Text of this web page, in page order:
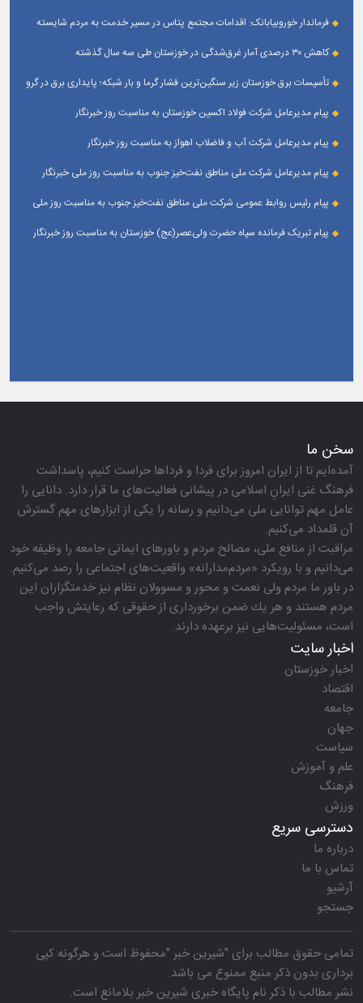
فرماندار خوروبیابانک: اقدامات مجتمع پتاس در مسیر خدمت به مردم شایسته
کاهش ۳۰ درصدی آمار غرق‌شدگی در خوزستان طی سه سال گذشته
تأسیسات برق خوزستان زیر سنگین‌ترین فشار گرما و بار شبکه؛ پایداری برق در گرو
پیام مدیرعامل شرکت فولاد اکسین خوزستان به مناسبت روز خبرنگار
پیام مدیرعامل شرکت آب و فاضلاب اهواز به مناسبت روز خبرنگار
پیام مدیرعامل شركت ملی مناطق نفت‌خیز جنوب به مناسبت روز ملی خبرنگار
پیام رئیس روابط عمومی شركت ملی مناطق نفت‌خیز جنوب به مناسبت روز ملی
پیام تبریک فرمانده سپاه حضرت ولی‌عصر(عج) خوزستان به مناسبت روز خبرنگار
سخن ما
آمده‌ایم تا از ایران امروز برای فردا و فرداها حراست كنیم، پاسداشت
فرهنگ غنی ایرانِ اسلامی در پیشانی فعالیت‌های ما قرار دارد. دانایی را
عامل مهم توانایی ملی می‌دانیم و رسانه را یكی از ابزارهای مهم گسترش
آن قلمداد می‌كنیم.
مراقبت از منافع ملی، مصالح مردم و باورهای ایمانی جامعه را وظیفه خود
می‌دانیم و با رویكرد «مردم‌مدارانه‌» واقعیت‌های اجتماعی را رصد می‌كنیم.
در باور ما مردم ولی نعمت و محور و مسوولان نظام نیز خدمتگزاران این
مردم هستند و هر یك ضمن برخورداری از حقوقی كه رعایتش واجب
است، مسئولیت‌هایی نیز برعهده دارند.
اخبار سایت
اخبار خوزستان
اقتصاد
جامعه
جهان
سیاست
علم و آموزش
فرهنگ
ورزش
دسترسی سریع
درباره ما
تماس با ما
آرشیو
جستجو
تمامی حقوق مطالب برای "شیرین خبر"محفوظ است و هرگونه کپی
برداری بدون ذکر منبع ممنوع می باشد.
نشر مطالب با ذکر نام پایگاه خبری شیرین خبربلامانع است.